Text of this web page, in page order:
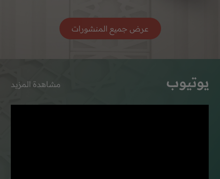
عرض جميع المنشورات
يوتيوب مشاهدة المزيد